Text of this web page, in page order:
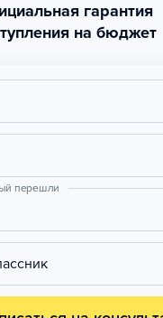
гарантия
на бюджет
перешли